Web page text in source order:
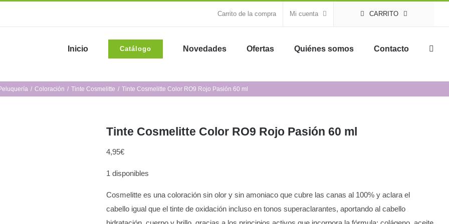
Carrito de la compra Mi cuenta CARRITO
Inicio Catálogo Novedades Ofertas Quiénes somos Contacto
Coloración Tinte Cosmelitte Tinte Cosmelitte Color RO9 Rojo Pasión 60 ml
Tinte Cosmelitte Color RO9 Rojo Pasión 60 ml
4,95€
1 disponibles
Cosmelitte es una coloración sin olor y sin amoniaco que cubre las canas al 100% y aclara el
cabello igual que el tinte de oxidación incluso en tonos superaclarantes, aportando al cabello